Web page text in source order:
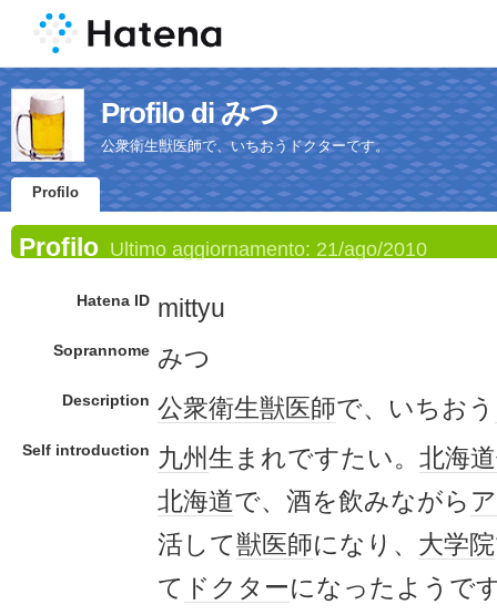
Profilo di みつ
公衆衛生獣医師で、いちおうドクターです。
Profilo
Profilo Ultimo aggiornamento: 21/ago/2010
Hatena ID mittyu
Soprannome みつ
Description 公衆衛生獣医師で、いちおう
Self introduction 九州生まれですたい。 北海道
北海道で、酒を飲みながら
活して獣医師になり、 大学院
て ドクターになったようで